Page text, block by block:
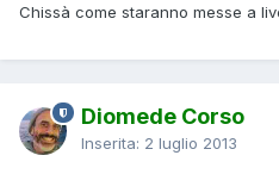
Chissà come staranno messe a
Diomede Corso
Inserita: 2 luglio 2013